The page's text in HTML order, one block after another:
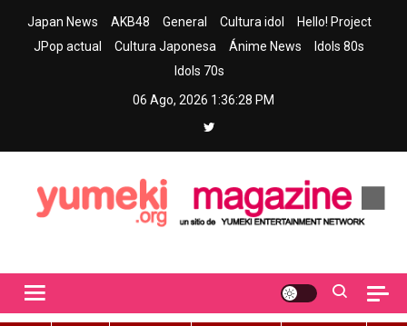
Japan News AKB48 General Cultura idol
Hello! Project
JPop actual
Cultura Japonesa Ánime News
Idols 80s
Idols 70s
06 Ago, 2026 1:36:29 PM